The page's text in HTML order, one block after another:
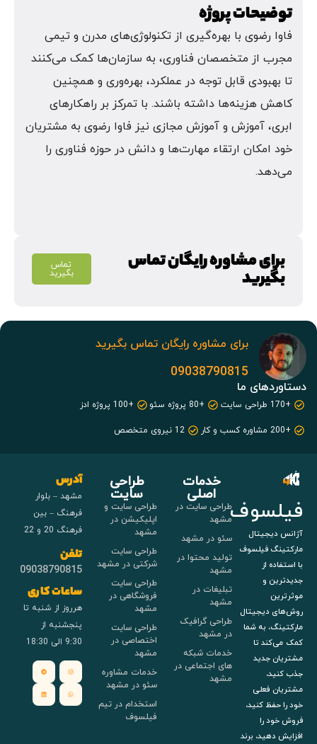
توضیحات پروژه
فاوا رضوی با بهره‌گیری از تکنولوژی‌های مدرن و تیمی
مجرب از متخصصان فناوری، به سازمان‌ها کمک می‌کنند
تا بهبودی قابل توجه در عملکرد، بهره‌وری و همچنین
کاهش هزینه‌ها داشته باشند. با تمرکز بر راهکارهای
ابری، آموزش و آموزش مجازی نیز فاوا رضوی به مشتریان
خود امکان ارتقاء مهارت‌ها و دانش در حوزه فناوری را
می‌دهد.
برای مشاوره رایگان تماس
بگیرید
تماس
بگیرید
برای مشاوره رایگان تماس بگیرید
09038790815
دستاوردهای ما
+170 طراحی سایت +80 پروژه سئو
+100 پروژه ادز
+200 مشاوره کسب و کار
12 نیروی متخصص
فیلسوف
آژانس دیجیتال
مارکتینگ فیلسوف
با استفاده از
جدیدترین و
موثرترین
روش‌های دیجیتال
مارکتینگ، به شما
کمک می‌کند تا
مشتریان جدید
جذب کنید،
مشتریان فعلی
خود را حفظ کنید،
فروش خود را
افزایش دهید، برند
خدمات
اصلی
طراحی سایت در
مشهد
سئو در مشهد
تولید محتوا در
مشهد
تبلیغات در
مشهد
طراحی گرافیک
در مشهد
خدمات شبکه
های اجتماعی در
مشهد
طراحی
سایت
طراحی سایت و
اپلیکیشن در
مشهد
طراحی سایت
شرکتی در مشهد
طراحی سایت
فروشگاهی در
مشهد
طراحی سایت
اختصاصی در
مشهد
خدمات مشاوره
سئو در مشهد
استخدام در تیم
فیلسوف
آدرس
مشهد – بلوار
فرهنگ – بین
فرهنگ 20 و 22
تلفن
09038790815
ساعات کاری
هرروز از شنبه تا
پنجشنبه از
9:30 الی 18:30